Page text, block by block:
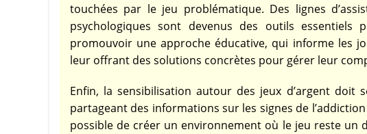
touchées par le jeu problématique. Des lignes
psychologiques sont devenus des outils
promouvoir une approche éducative, qui informe les
leur offrant des solutions concrètes pour gérer leur
Enfin, la sensibilisation autour des jeux d’argent doit
partageant des informations sur les signes de
possible de créer un environnement où le jeu reste